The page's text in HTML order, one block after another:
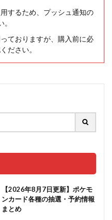
するため、プッシュ通知の
ておりますが、購入前に必
ださい。
【2026年8月7日更新】ポケモ
ンカード各種の抽選・予約情報
まとめ